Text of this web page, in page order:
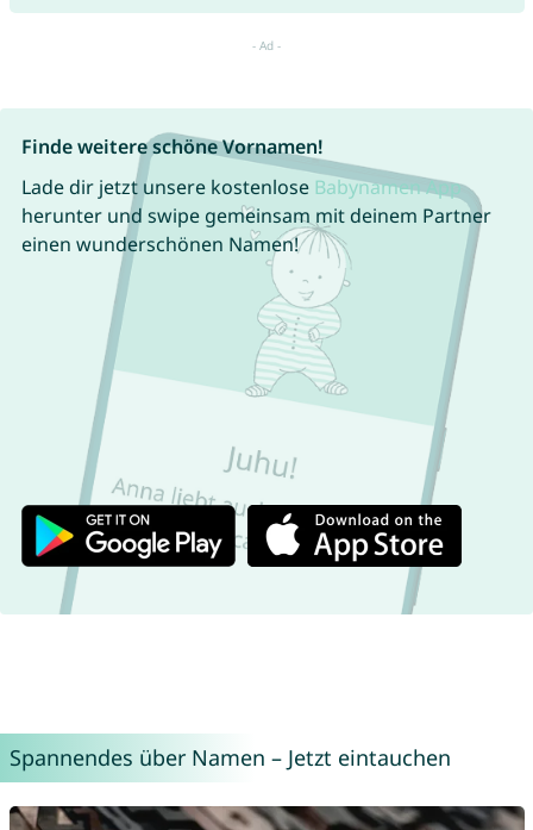
Finde weitere schöne Vornamen!
Lade dir jetzt unsere kostenlose Babynamen App
herunter und swipe gemeinsam mit deinem Partner
einen wunderschönen Namen!
Spannendes über Namen – Jetzt eintauchen